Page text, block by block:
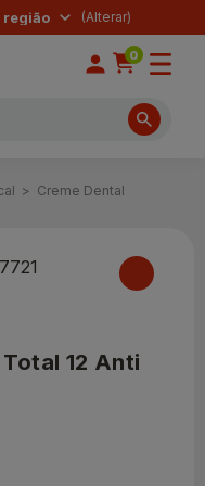
região
0
Creme Dental
12 Anti